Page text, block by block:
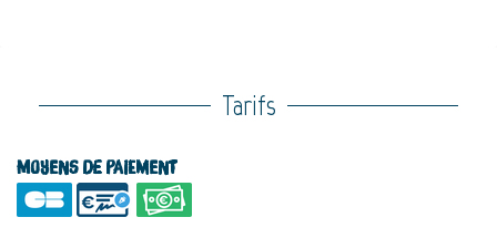
Tarifs
Moyens de paiement